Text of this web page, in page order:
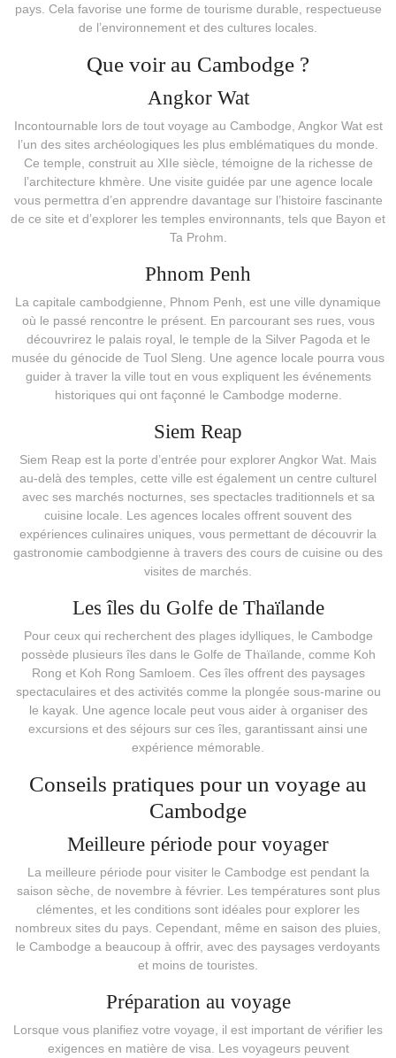
pays. Cela favorise une forme de tourisme durable, respectueuse
de l’environnement et des cultures locales.
Que voir au Cambodge ?
Angkor Wat
Incontournable lors de tout voyage au Cambodge, Angkor Wat est
l’un des sites archéologiques les plus emblématiques du monde.
Ce temple, construit au XIIe siècle, témoigne de la richesse de
l’architecture khmère. Une visite guidée par une agence locale
vous permettra d’en apprendre davantage sur l’histoire fascinante
de ce site et d’explorer les temples environnants, tels que Bayon et
Ta Prohm.
Phnom Penh
La capitale cambodgienne, Phnom Penh, est une ville dynamique
où le passé rencontre le présent. En parcourant ses rues, vous
découvrirez le palais royal, le temple de la Silver Pagoda et le
musée du génocide de Tuol Sleng. Une agence locale pourra vous
guider à traver la ville tout en vous expliquent les événements
historiques qui ont façonné le Cambodge moderne.
Siem Reap
Siem Reap est la porte d’entrée pour explorer Angkor Wat. Mais
au-delà des temples, cette ville est également un centre culturel
avec ses marchés nocturnes, ses spectacles traditionnels et sa
cuisine locale. Les agences locales offrent souvent des
expériences culinaires uniques, vous permettant de découvrir la
gastronomie cambodgienne à travers des cours de cuisine ou des
visites de marchés.
Les îles du Golfe de Thaïlande
Pour ceux qui recherchent des plages idylliques, le Cambodge
possède plusieurs îles dans le Golfe de Thaïlande, comme Koh
Rong et Koh Rong Samloem. Ces îles offrent des paysages
spectaculaires et des activités comme la plongée sous-marine ou
le kayak. Une agence locale peut vous aider à organiser des
excursions et des séjours sur ces îles, garantissant ainsi une
expérience mémorable.
Conseils pratiques pour un voyage au
Cambodge
Meilleure période pour voyager
La meilleure période pour visiter le Cambodge est pendant la
saison sèche, de novembre à février. Les températures sont plus
clémentes, et les conditions sont idéales pour explorer les
nombreux sites du pays. Cependant, même en saison des pluies,
le Cambodge a beaucoup à offrir, avec des paysages verdoyants
et moins de touristes.
Préparation au voyage
Lorsque vous planifiez votre voyage, il est important de vérifier les
exigences en matière de visa. Les voyageurs peuvent